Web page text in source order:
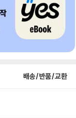
배송/반품/교환